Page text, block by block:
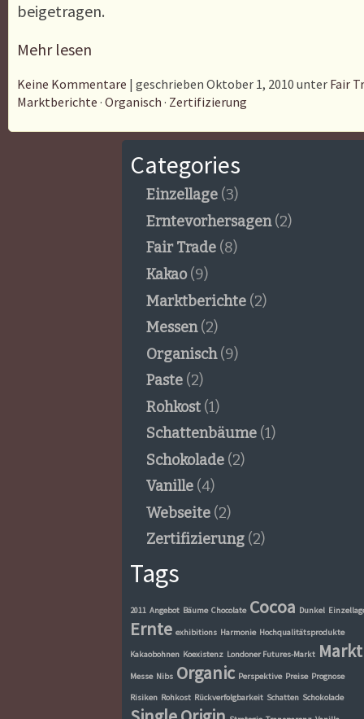
beigetragen.
Mehr lesen
Keine Kommentare | geschrieben Oktober 1, 2010 unter Fair
Marktberichte · Organisch · Zertifizierung
Categories
Einzellage (3)
Erntevorhersagen(2)
Fair Trade (8)
Kakao(9)
Marktberichte (2)
Messen(2)
Organisch(9)
Paste (2)
Rohkost (1)
Schattenbäume (1)
Schokolade (2)
Vanille (4)
Webseite (2)
Zertifizierung (2)
Tags
2011 Angebot Bäume Chocolate Cocoa Dunkel
Ernte exhibitions Harmonie Hochqualitätsprodukte
Kakaobohnen Koexistenz Londoner Futures-Markt Markt
Messe Nibs Organic Perspektive Preise Prognose
Risiken Rohkost Rückverfolgbarkeit Schatten Schokolade